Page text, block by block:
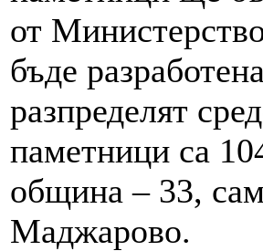
от
бъде
разпределят
паметници са
община – 33,
Маджарово.